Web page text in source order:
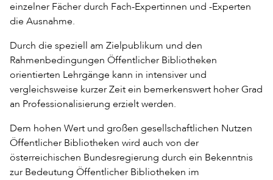
einzelner Fächer durch Fach-Expertinnen und -Experten
die Ausnahme.
Durch die speziell am Zielpublikum und den
Rahmenbedingungen Öffentlicher Bibliotheken
orientierten Lehrgänge kann in intensiver und
vergleichsweise kurzer Zeit ein bemerkenswert hoher Grad
an Professionalisierung erzielt werden.
Dem hohen Wert und großen gesellschaftlichen Nutzen
Öffentlicher Bibliotheken wird auch von der
österreichischen Bundesregierung durch ein Bekenntnis
zur Bedeutung Öffentlicher Bibliotheken im